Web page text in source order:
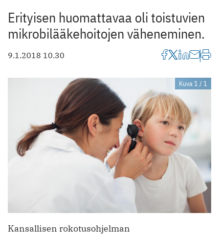
Erityisen huomattavaa oli toistuvien
mikrobilääkehoitojen väheneminen.
9.1.2018 10.30
Kuva 1 / 1
Kansallisen rokotusohjelman